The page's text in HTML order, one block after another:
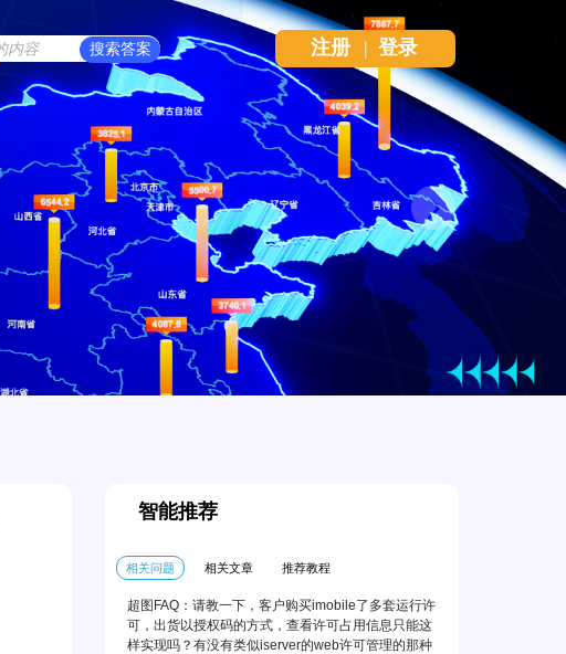
Next
注册 | 登录
智能推荐
相关问题 相关文章 推荐教程
超图FAQ：请教一下，客户购买imobile了多套运行许
可，出货以授权码的方式，查看许可占用信息只能这
样实现吗？有没有类似iserver的web许可管理的那种